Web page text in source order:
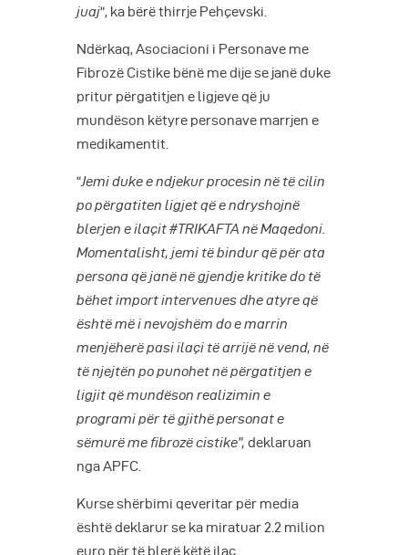
juaj“, ka bërë thirrje Pehçevski.
Ndërkaq, Asociacioni i Personave me
Fibrozë Cistike bënë me dije se janë duke
pritur përgatitjen e ligjeve që ju
mundëson këtyre personave marrjen e
medikamentit.
“Jemi duke e ndjekur procesin në të cilin
po përgatiten ligjet që e ndryshojnë
blerjen e ilaçit #TRIKAFTA në Maqedoni.
Momentalisht, jemi të bindur që për ata
persona që janë në gjendje kritike do të
bëhet import intervenues dhe atyre që
është më i nevojshëm do e marrin
menjëherë pasi ilaçi të arrijë në vend, në
të njejtën po punohet në përgatitjen e
ligjit që mundëson realizimin e
programi për të gjithë personat e
sëmurë me fibrozë cistike”, deklaruan
nga APFC.
Kurse shërbimi qeveritar për media
është deklarur se ka miratuar 2.2 milion
euro për të blerë këtë ilaç.